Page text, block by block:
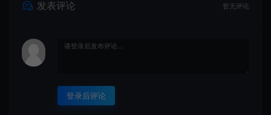
发表评论 暂无评论
登录后评论